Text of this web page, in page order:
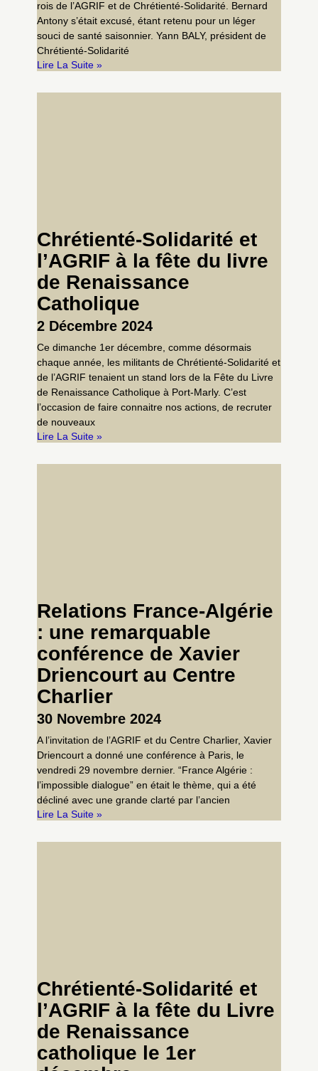
rois de l’AGRIF et de Chrétienté-Solidarité. Bernard
Antony s’était excusé, étant retenu pour un léger
souci de santé saisonnier. Yann BALY, président de
Chrétienté-Solidarité
Lire La Suite »
Chrétienté-Solidarité et
l’AGRIF à la fête du livre
de Renaissance
Catholique
2 Décembre 2024
Ce dimanche 1er décembre, comme désormais
chaque année, les militants de Chrétienté-Solidarité et
de l’AGRIF tenaient un stand lors de la Fête du Livre
de Renaissance Catholique à Port-Marly. C’est
l’occasion de faire connaitre nos actions, de recruter
de nouveaux
Lire La Suite »
Relations France-Algérie
: une remarquable
conférence de Xavier
Driencourt au Centre
Charlier
30 Novembre 2024
A l’invitation de l’AGRIF et du Centre Charlier, Xavier
Driencourt a donné une conférence à Paris, le
vendredi 29 novembre dernier. “France Algérie :
l’impossible dialogue” en était le thème, qui a été
décliné avec une grande clarté par l’ancien
Lire La Suite »
Chrétienté-Solidarité et
l’AGRIF à la fête du Livre
de Renaissance
catholique le 1er